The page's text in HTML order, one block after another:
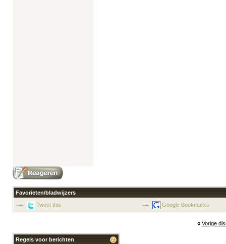
Favorieten/bladwijzers
Tweet this
Google Bookmarks
« Vorige
Regels voor berichten